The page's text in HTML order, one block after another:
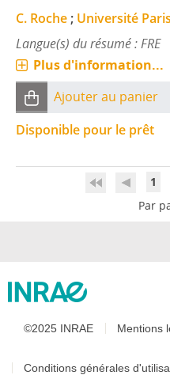
C. Roche ; Université
Langue(s) du résumé : FRE
Plus d'information...
Ajouter au panier
Disponible pour le prêt
1
Par
©2025 INRAE Mentions
Conditions générales